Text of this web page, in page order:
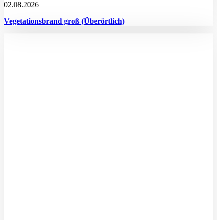
02.08.2026
Vegetationsbrand groß (Überörtlich)